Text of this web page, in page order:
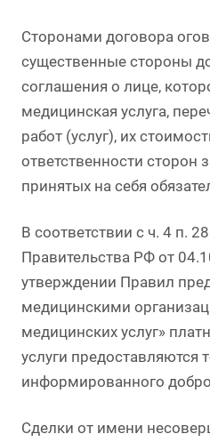
Сторонами договора
существенные стороны
соглашения о лице,
медицинская услуга,
работ (услуг), их
ответственности сторон
принятых на себя
В соответствии с ч. 4 п.
Правительства РФ от
утверждении Правил
медицинскими
медицинских услуг»
услуги предоставляются
информированного
Сделки от имени